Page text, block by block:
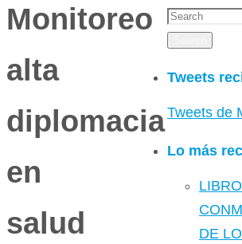
Monitoreo
alta
diplomacia
en
salud
Tweets
Tweets de
Lo más
LIBRO
DE